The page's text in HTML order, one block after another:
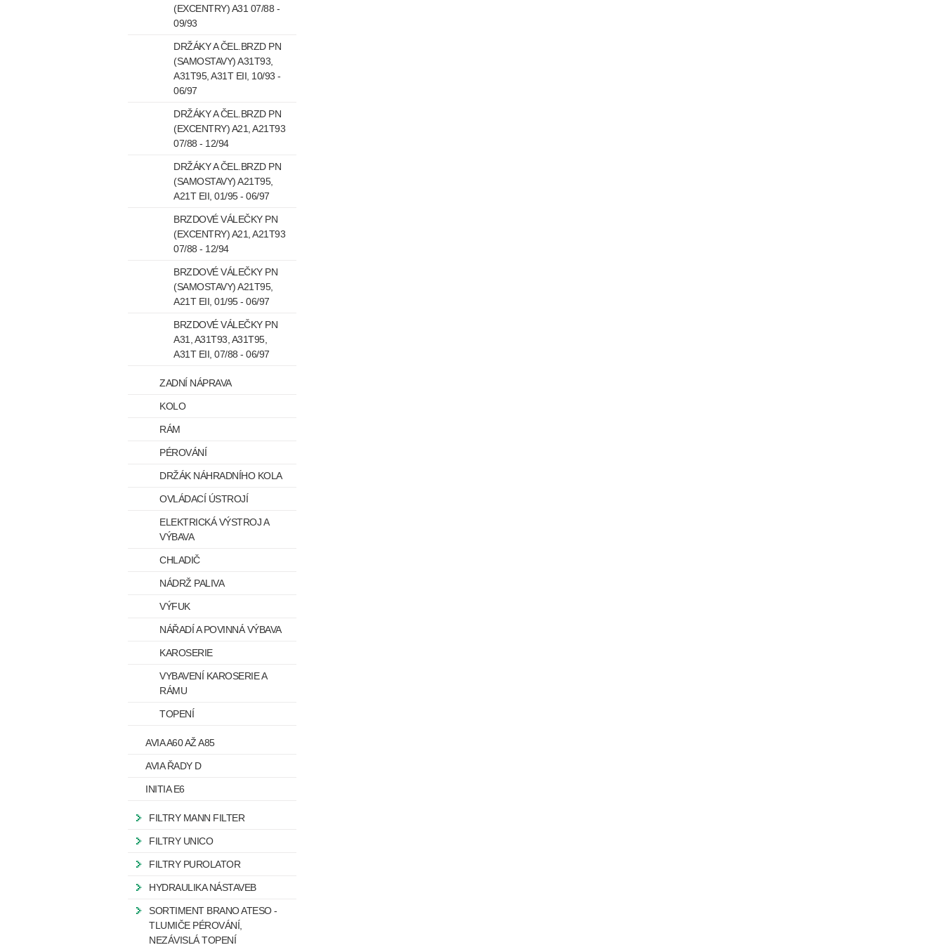
(EXCENTRY) A31 07/88 -
09/93
DRŽÁKY A ČEL.BRZD PN
(SAMOSTAVY) A31T93,
A31T95, A31T EII, 10/93 -
06/97
DRŽÁKY A ČEL.BRZD PN
(EXCENTRY) A21, A21T93
07/88 - 12/94
DRŽÁKY A ČEL.BRZD PN
(SAMOSTAVY) A21T95,
A21T EII, 01/95 - 06/97
BRZDOVÉ VÁLEČKY PN
(EXCENTRY) A21, A21T93
07/88 - 12/94
BRZDOVÉ VÁLEČKY PN
(SAMOSTAVY) A21T95,
A21T EII, 01/95 - 06/97
BRZDOVÉ VÁLEČKY PN
A31, A31T93, A31T95,
A31T EII, 07/88 - 06/97
ZADNÍ NÁPRAVA
KOLO
RÁM
PÉROVÁNÍ
DRŽÁK NÁHRADNÍHO KOLA
OVLÁDACÍ ÚSTROJÍ
ELEKTRICKÁ VÝSTROJ A
VÝBAVA
CHLADIČ
NÁDRŽ PALIVA
VÝFUK
NÁŘADÍ A POVINNÁ VÝBAVA
KAROSERIE
VYBAVENÍ KAROSERIE A
RÁMU
TOPENÍ
AVIA A60 AŽ A85
AVIA ŘADY D
INITIA E6
FILTRY MANN FILTER
FILTRY UNICO
FILTRY PUROLATOR
HYDRAULIKA NÁSTAVEB
SORTIMENT BRANO ATESO -
TLUMIČE PÉROVÁNÍ,
NEZÁVISLÁ TOPENÍ